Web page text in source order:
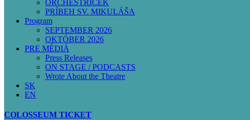
ORCHESTRÍČEK
PRÍBEH SV. MIKULÁŠA
Program
SEPTEMBER 2026
OKTÓBER 2026
PRE MÉDIÁ
Press Releases
ON STAGE / PODCASTS
Wrote About the Theatre
SK
EN
COLOSSEUM TICKET